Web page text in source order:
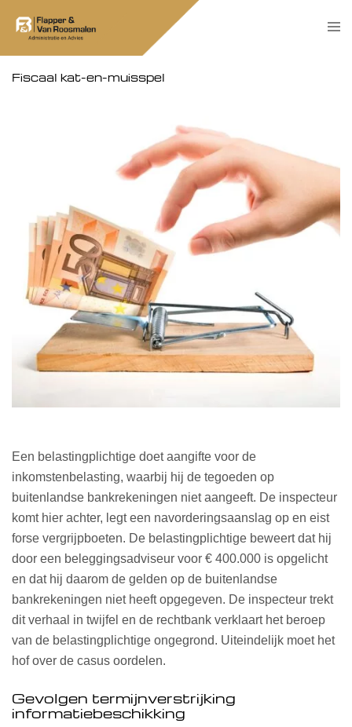
Fiscaal kat-en-muisspel
Een belastingplichtige doet aangifte voor de
inkomstenbelasting, waarbij hij de tegoeden op
buitenlandse bankrekeningen niet aangeeft. De inspecteur
komt hier achter, legt een navorderingsaanslag op en eist
forse vergrijpboeten. De belastingplichtige beweert dat hij
door een beleggingsadviseur voor € 400.000 is opgelicht
en dat hij daarom de gelden op de buitenlandse
bankrekeningen niet heeft opgegeven. De inspecteur trekt
dit verhaal in twijfel en de rechtbank verklaart het beroep
van de belastingplichtige ongegrond. Uiteindelijk moet het
hof over de casus oordelen.
Gevolgen termijnverstrijking
informatiebeschikking